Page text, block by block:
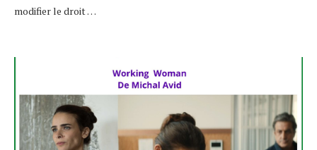
modifier le droit …